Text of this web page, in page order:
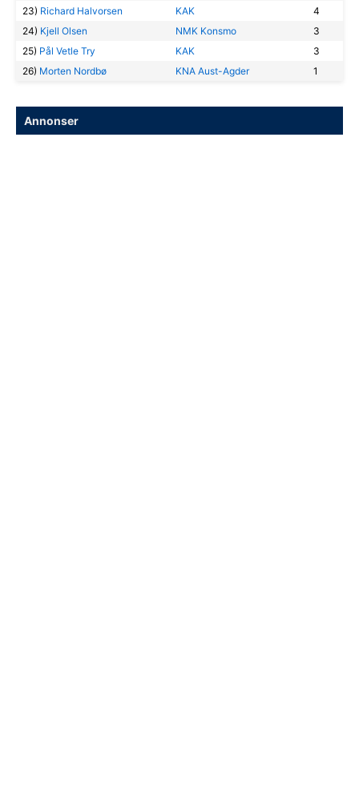
23) Richard Halvorsen KAK
4
24) Kjell Olsen NMK Konsmo
3
25) Pål Vetle Try KAK
3
26) Morten Nordbø KNA Aust-Agder 1
Annonser